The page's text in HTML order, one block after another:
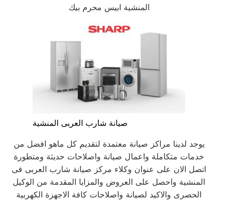
المنشية ابيس محرم بيك
صيانة شارب العربى المنشية
يوجد لدينا مراكز صيانة معتمدة لتقديم كل ماهو افضل من
خدمات متكاملة واعمال صيانة واصلاحات حديثة ومتطورة
اتصل الان على عنوان وكلاء مركز صيانة شارب العربى فى
المنشية واحصل على العروض والمزايا المقدمة من الوكيل
الحصرى والاكيد لصيانة واصلاحات كافة الاجهزة الكهربية